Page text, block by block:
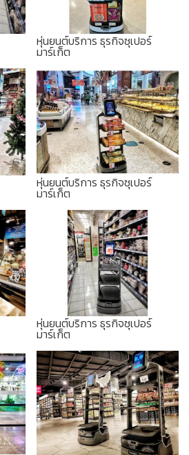
หุ่นยนต์บริการ ธุรกิจซุเปอร์
มาร์เก็ต
หุ่นยนต์บริการ ธุรกิจซุเปอร์
มาร์เก็ต
หุ่นยนต์บริการ ธุรกิจซุเปอร์
มาร์เก็ต